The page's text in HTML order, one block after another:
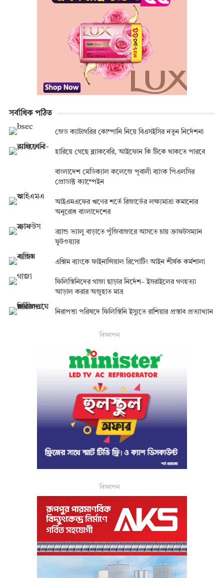
সর্বাধিক পঠিত
জেড ক্যাটাগরির কোম্পানি নিয়ে বিএসইসির নতুন নির্দেশনা
হারিয়ে গেছে ব্ল্যাকবেরি, আইফোন কি টিকে থাকতে পারবে
বাংলাদেশ মেডিক্যাল কলেজে পূবালী ব্যাংক পিএলসির
প্রোডাক্ট ক্যাম্পেইন
আইএমএফের ঋণের শর্তে রিজার্ভের লক্ষ্যমাত্রা কমানোর
অনুরোধ বাংলাদেশের
ব্র্যান্ড ভ্যালু বাড়াতে পুঁজিবাজারে আসতে চায় ক্রাফটসম্যান
ফুটওয়্যার
এক্সিম ব্যাংকে ফাইনান্সিয়াল রিপোর্টিং আইন শীর্ষক কর্মশালা
ফিলিস্তিনিদের গাজা ছাড়ার নির্দেশ– ইসরাইলের গণহত্যা
আড়াল করার অজুহাত মাত্র
নিরাপত্তা পরিষদে ফিলিস্তিনি ইস্যুতে রাশিয়ার প্রস্তাব প্রত্যাখ্যান
বিজ্ঞাপন
বিজ্ঞাপন